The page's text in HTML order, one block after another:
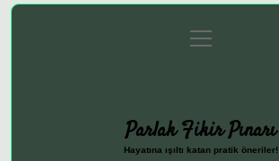
Gizlilik Politikası
menüyü
aç
Parlak Fikir Pınarı
Hayatına ışıltı katan pratik öneriler!